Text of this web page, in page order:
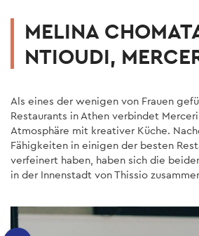
MELINA
NTIOUDI,
Als eines der wenigen von Frauen
Restaurants in Athen verbindet
Atmosphäre mit kreativer Küche.
Fähigkeiten in einigen der besten
verfeinert haben, haben sich die
in der Innenstadt von Thissio